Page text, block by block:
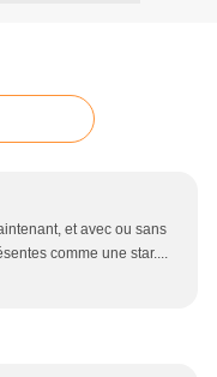
et avec ou sans
comme une star....